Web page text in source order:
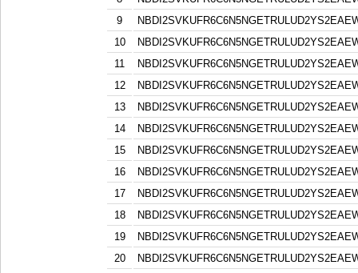
9
10
11
12
13
14
15
16
17
18
19
20